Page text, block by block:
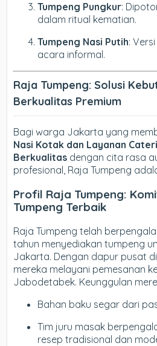
Tumpeng Pungkur:
dalam ritual kematian.
Tumpeng Nasi Putih:
acara informal.
Raja Tumpeng: Solusi
Berkualitas Premium
Bagi warga Jakarta yang
Nasi Kotak dan Layanan
Berkualitas dengan cita rasa
profesional, Raja Tumpeng
Profil Raja Tumpeng:
Tumpeng Terbaik
Raja Tumpeng telah
tahun menyediakan tumpeng
Jakarta. Dengan dapur pusat
mereka melayani pemesanan
Jabodetabek. Keunggulan
Bahan baku segar dari
Tim juru masak
resep tradisional dan